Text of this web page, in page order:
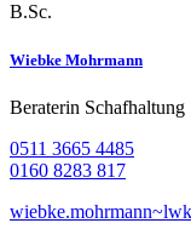
B.Sc.
Wiebke Mohrmann
Beraterin Schafhaltung
0511 3665 4485
0160 8283 817